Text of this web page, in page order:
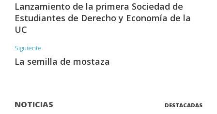
Lanzamiento de la primera Sociedad de
Estudiantes de Derecho y Economía de la
UC
Siguiente
La semilla de mostaza
NOTICIAS DESTACADAS